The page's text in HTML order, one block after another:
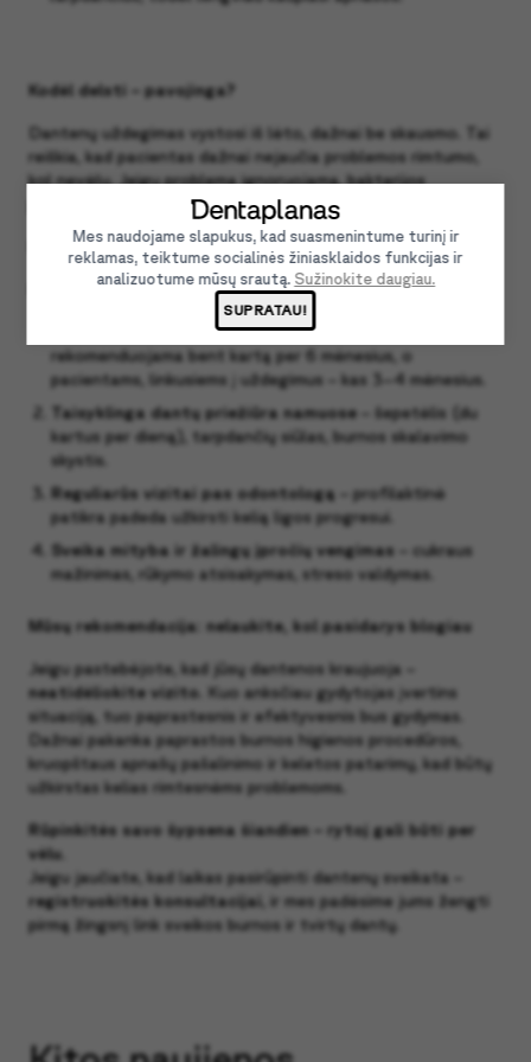
Mes naudojame slapukus, kad suasmenintume turinį ir
reklamas, teiktume socialinės žiniasklaidos funkcijas ir
analizuotume mūsų srautą. Sužinokite daugiau.
SUPRATAU!
Kodėl delsti – pavojinga?
Dantenų uždegimas vystosi iš lėto, dažnai be skausmo. Tai
reiškia, kad pacientas dažnai nejaučia problemos rimtumo,
kol nevėlu. Jeigu problema ignoruojama, bakterijos
prasiskverbia giliau į dantenas ir net kaulą.
Kaip išvengti dantenų kraujavimo?
Prevencija – pati geriausia gydymo forma.Tam svarbu:
Reguliari profesionali burnos higiena
rekomenduojama bent kartą per 6 mėnesius, o
pacientams, linkusiems į uždegimus – kas 3–4 mėnesius.
Taisyklinga dantų priežiūra namuose – šepetėlis (du
kartus per dieną), tarpdančių siūlas, burnos skalavimo
skystis.
Reguliarūs vizitai pas odontologą – profilaktinė
patikra padeda užkirsti kelią ligos progresui.
Sveika mityba ir žalingų įpročių vengimas – cukraus
mažinimas, rūkymo atsisakymas, streso valdymas.
Mūsų rekomendacija: nelaukite, kol pasidarys blogiau
Jeigu pastebėjote, kad jūsų dantenos kraujuoja –
neatidėliokite vizito . Kuo anksčiau gydytojas įvertins
situaciją, tuo paprastesnis ir efektyvesnis bus gydymas.
Dažnai pakanka paprastos burnos higienos procedūros,
kruopštaus apnašų pašalinimo ir keletos patarimų, kad būtų
užkirstas kelias rimtesnėms problemoms.
Rūpinkitės savo šypsena šiandien – rytoj gali būti per
vėlu.
Jeigu jaučiate, kad laikas pasirūpinti dantenų sveikata –
registruokitės konsultacijai , ir mes padėsime jums žengti
pirmą žingsnį link sveikos burnos ir tvirtų dantų.